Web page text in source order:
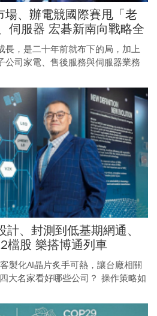
場、辦電競國際賽甩「老
伺服器 宏碁新南向戰略全
長，是二十年前就布下的局，加上
公司家電、售後服務與伺服器業務
、封測到低基期網通、
檔股 樂搭博通列車
製化AI晶片炙手可熱，讓台廠相關
大名家看好哪些公司？ 操作策略如